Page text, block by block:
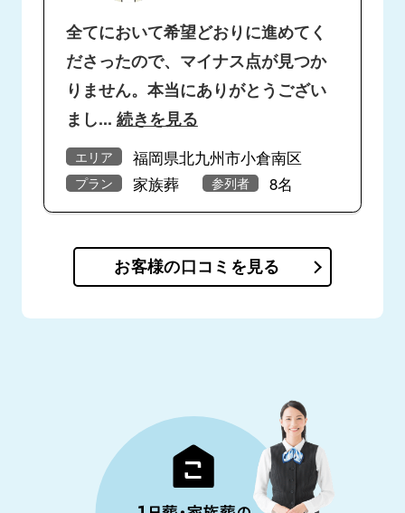
全てにおいて希望どおりに進めてく
ださったので、マイナス点が見つか
りません。本当にありがとうござい
まし... 続きを見る
エリア 福岡県北九州市小倉南区
プラン 家族葬 参列者 8名
お客様の口コミを見る